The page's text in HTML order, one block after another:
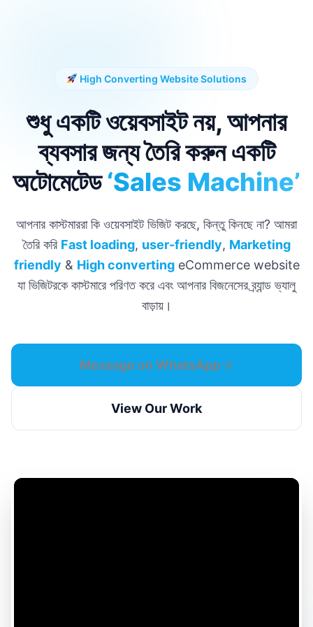
High Converting Website Solutions
শুধু একটি ওয়েবসাইট নয়,আপনার
ব্যবসার জন্য তৈরি করুন একটি
অটোমেটেড‘Sales Machine’
আপনার কাস্টমাররা কি ওয়েবসাইট ভিজিট করছে, কিন্তু কিনছে না? আমরা
তৈরি করি Fast loading, user-friendly, Marketing
friendly & High convertingeCommerce website
যা ভিজিটরকে কাস্টমারে পরিণত করে এবং আপনার বিজনেসের ব্র্যান্ড ভ্যালু
বাড়ায়।
Message on WhatsApp
View Our Work